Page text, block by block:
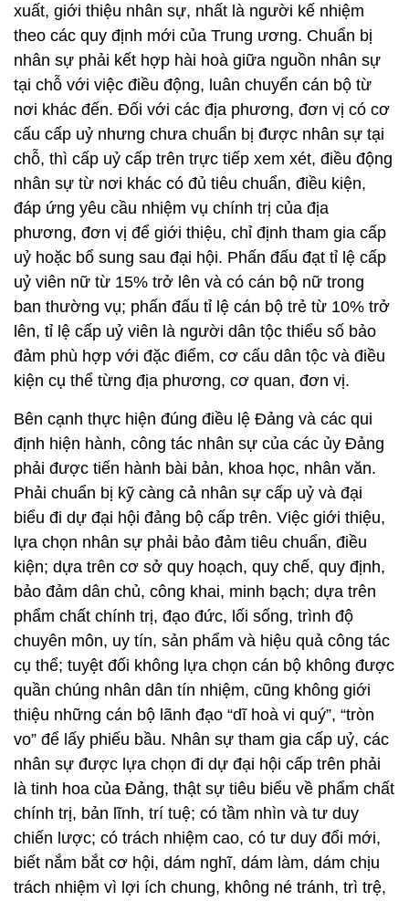
xuất, giới thiệu nhân sự, nhất là người kế nhiệm
theo các quy định mới của Trung ương. Chuẩn bị
nhân sự phải kết hợp hài hoà giữa nguồn nhân sự
tại chỗ với việc điều động, luân chuyển cán bộ từ
nơi khác đến. Đối với các địa phương, đơn vị có cơ
cấu cấp uỷ nhưng chưa chuẩn bị được nhân sự tại
chỗ, thì cấp uỷ cấp trên trực tiếp xem xét, điều động
nhân sự từ nơi khác có đủ tiêu chuẩn, điều kiện,
đáp ứng yêu cầu nhiệm vụ chính trị của địa
phương, đơn vị để giới thiệu, chỉ định tham gia cấp
uỷ hoặc bổ sung sau đại hội. Phấn đấu đạt tỉ lệ cấp
uỷ viên nữ từ 15% trở lên và có cán bộ nữ trong
ban thường vụ; phấn đấu tỉ lệ cán bộ trẻ từ 10% trở
lên, tỉ lệ cấp uỷ viên là người dân tộc thiểu số bảo
đảm phù hợp với đặc điểm, cơ cấu dân tộc và điều
kiện cụ thể từng địa phương, cơ quan, đơn vị.
Bên cạnh thực hiện đúng điều lệ Đảng và các qui
định hiện hành, công tác nhân sự của các ủy Đảng
phải được tiến hành bài bản, khoa học, nhân văn.
Phải chuẩn bị kỹ càng cả nhân sự cấp uỷ và đại
biểu đi dự đại hội đảng bộ cấp trên. Việc giới thiệu,
lựa chọn nhân sự phải bảo đảm tiêu chuẩn, điều
kiện; dựa trên cơ sở quy hoạch, quy chế, quy định,
bảo đảm dân chủ, công khai, minh bạch; dựa trên
phẩm chất chính trị, đạo đức, lối sống, trình độ
chuyên môn, uy tín, sản phẩm và hiệu quả công tác
cụ thể; tuyệt đối không lựa chọn cán bộ không được
quần chúng nhân dân tín nhiệm, cũng không giới
thiệu những cán bộ lãnh đạo “dĩ hoà vi quý”, “tròn
vo” để lấy phiếu bầu. Nhân sự tham gia cấp uỷ, các
nhân sự được lựa chọn đi dự đại hội cấp trên phải
là tinh hoa của Đảng, thật sự tiêu biểu về phẩm chất
chính trị, bản lĩnh, trí tuệ; có tầm nhìn và tư duy
chiến lược; có trách nhiệm cao, có tư duy đổi mới,
biết nắm bắt cơ hội, dám nghĩ, dám làm, dám chịu
trách nhiệm vì lợi ích chung, không né tránh, trì trệ,